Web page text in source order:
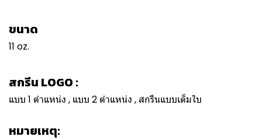
ขนาด
11 oz.
สกรีน LOGO :
แบบ 1 ตำแหน่ง , แบบ 2 ตำแหน่ง , สกรีนแบบเต็มใบ
หมายเหตุ: